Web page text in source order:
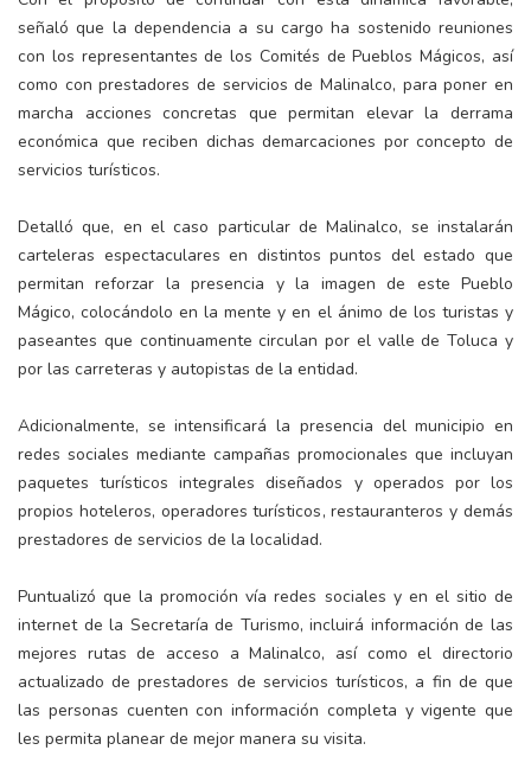
señaló que la dependencia a su cargo ha sostenido reuniones
con los representantes de los Comités de Pueblos Mágicos, así
como con prestadores de servicios de Malinalco, para poner en
marcha acciones concretas que permitan elevar la derrama
económica que reciben dichas demarcaciones por concepto de
servicios turísticos.
Detalló que, en el caso particular de Malinalco, se instalarán
carteleras espectaculares en distintos puntos del estado que
permitan reforzar la presencia y la imagen de este Pueblo
Mágico, colocándolo en la mente y en el ánimo de los turistas y
paseantes que continuamente circulan por el valle de Toluca y
por las carreteras y autopistas de la entidad.
Adicionalmente, se intensificará la presencia del municipio en
redes sociales mediante campañas promocionales que incluyan
paquetes turísticos integrales diseñados y operados por los
propios hoteleros, operadores turísticos, restauranteros y demás
prestadores de servicios de la localidad.
Puntualizó que la promoción vía redes sociales y en el sitio de
internet de la Secretaría de Turismo, incluirá información de las
mejores rutas de acceso a Malinalco, así como el directorio
actualizado de prestadores de servicios turísticos, a fin de que
las personas cuenten con información completa y vigente que
les permita planear de mejor manera su visita.